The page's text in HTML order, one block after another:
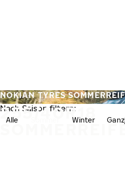
255/40R18
NOKIAN TYRES
Nach Saison filtern:
Alle Winter